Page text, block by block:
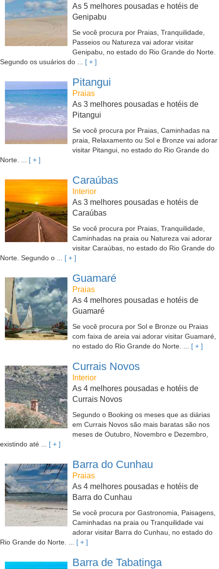
As 5 melhores pousadas e hotéis de
Genipabu
Se você procura por Praias, Tranquilidade,
Passeios ou Natureza vai adorar visitar
Genipabu, no estado do Rio Grande do Norte.
Segundo os usuários do ... [ + ]
Pitangui
Praias
As 3 melhores pousadas e hotéis de
Pitangui
Se você procura por Praias, Caminhadas na
praia, Relaxamento ou Sol e Bronze vai adorar
visitar Pitangui, no estado do Rio Grande do
Norte. ... [ + ]
Caraúbas
Interior
As 3 melhores pousadas e hotéis de
Caraúbas
Se você procura por Praias, Tranquilidade,
Caminhadas na praia ou Natureza vai adorar
visitar Caraúbas, no estado do Rio Grande do
Norte. Segundo o ... [ + ]
Guamaré
Praias
As 4 melhores pousadas e hotéis de
Guamaré
Se você procura por Sol e Bronze ou Praias
com faixa de areia vai adorar visitar Guamaré,
no estado do Rio Grande do Norte. ... [ + ]
Currais Novos
Interior
As 4 melhores pousadas e hotéis de
Currais Novos
Segundo o Booking os meses que as diárias
em Currais Novos são mais baratas são nos
meses de Outubro, Novembro e Dezembro,
existindo até ... [ + ]
Barra do Cunhau
Praias
As 4 melhores pousadas e hotéis de
Barra do Cunhau
Se você procura por Gastronomia, Paisagens,
Caminhadas na praia ou Tranquilidade vai
adorar visitar Barra do Cunhau, no estado do
Rio Grande do Norte. ... [ + ]
Barra de Tabatinga